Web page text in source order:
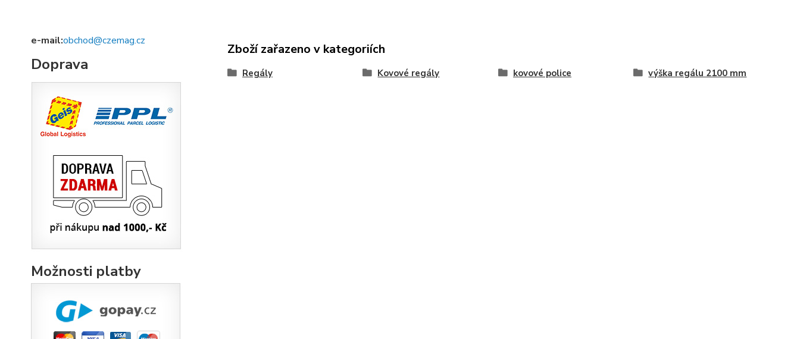
e-mail:obchod@czemag.cz
Doprava
Možnosti platby
Zboží zařazeno v kategoriích
Regály Kovové regály kovové police výška regálu 2100 mm